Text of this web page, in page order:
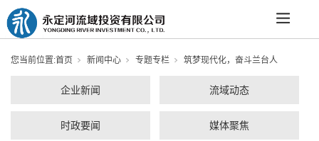
您当前位置:首页 新闻中心 专题专栏 筑梦现代化，奋斗兰台人
企业新闻 流域动态
时政要闻 媒体聚焦